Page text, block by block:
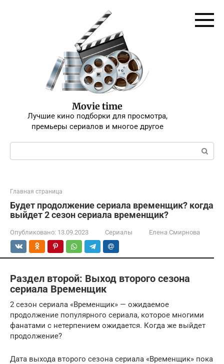
Movie time
Лучшие кино подборки для просмотра,
премьеры сериалов и многое другое
Поиск:
Главная страница
Будет продолжение сериала временщик? когда
выйдет 2 сезон сериала временщик?
Опубликовано: 13.09.2023 Сериалы Елена Смирнова
Раздел второй: Выход второго сезона
сериала Временщик
2 сезон сериала «Временщик» — ожидаемое
продолжение популярного сериала, которое многими
фанатами с нетерпением ожидается. Когда же выйдет
продолжение?
Дата выхода второго сезона сериала «Временщик» пока